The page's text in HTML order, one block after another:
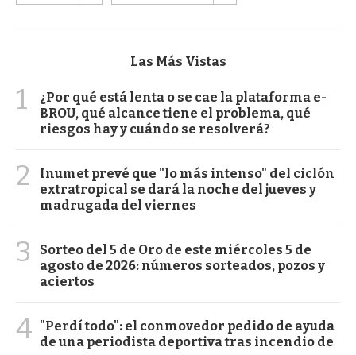
Las Más Vistas
1
¿Por qué está lenta o se cae la plataforma e-
BROU, qué alcance tiene el problema, qué
riesgos hay y cuándo se resolverá?
2
Inumet prevé que "lo más intenso" del ciclón
extratropical se dará la noche del jueves y
madrugada del viernes
3
Sorteo del 5 de Oro de este miércoles 5 de
agosto de 2026: números sorteados, pozos y
aciertos
4 "Perdí todo": el conmovedor pedido de ayuda
de una periodista deportiva tras incendio de